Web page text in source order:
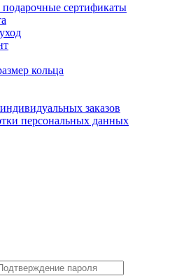
сертификаты
кольца
заказов
персональных данных